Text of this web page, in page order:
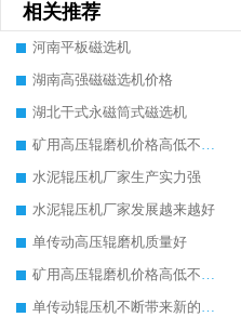
相关推荐
河南平板磁选机
湖南高强磁磁选机价格
湖北干式永磁筒式磁选机
矿用高压辊磨机价格高低不同的原因
水泥辊压机厂家生产实力强
水泥辊压机厂家发展越来越好
单传动高压辊磨机质量好
矿用高压辊磨机价格高低不同的原因
单传动辊压机不断带来新的发展活力